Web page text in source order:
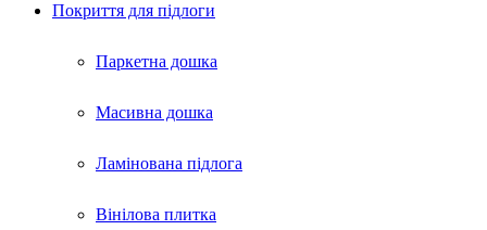
Покриття для пiдлоги
Паркетна дошка
Масивна дошка
Ламінована підлога
Вінілова плитка